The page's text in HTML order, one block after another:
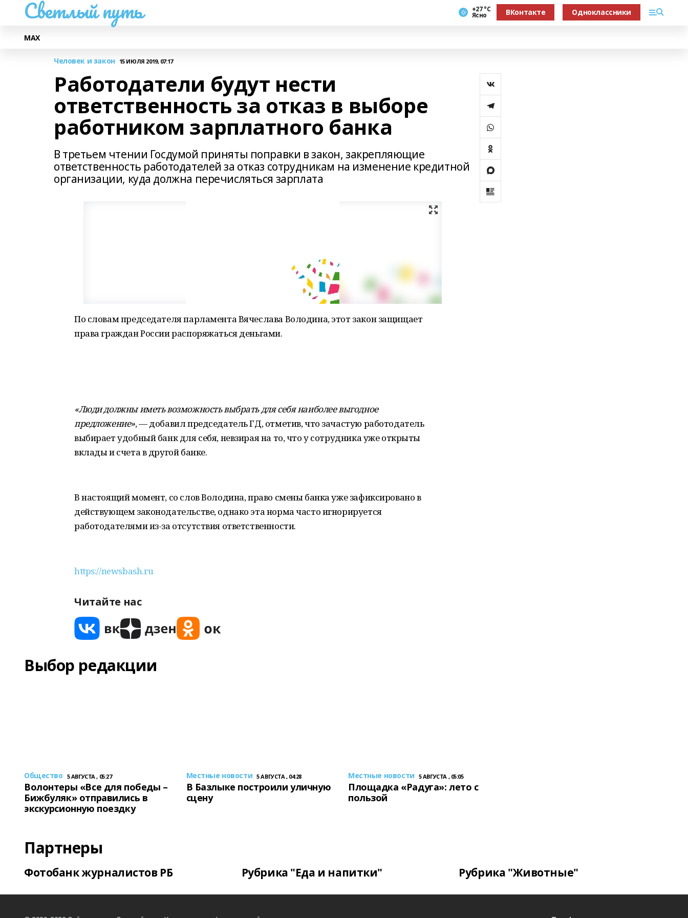
Светлый путь +27 °С
Ясно ВКонтакте Одноклассники
МАХ
Человек и закон 15 ИЮЛЯ 2019, 07:17
Работодатели будут нести
ответственность за отказ в выборе
работником зарплатного банка
В третьем чтении Госдумой приняты поправки в закон, закрепляющие
ответственность работодателей за отказ сотрудникам на изменение кредитной
организации, куда должна перечисляться зарплата
По словам председателя парламента Вячеслава Володина, этот закон защищает
права граждан России распоряжаться деньгами.
«Люди должны иметь возможность выбрать для себя наиболее выгодное
предложение», — добавил председатель ГД, отметив, что зачастую работодатель
выбирает удобный банк для себя, невзирая на то, что у сотрудника уже открыты
вклады и счета в другой банке.
В настоящий момент, со слов Володина, право смены банка уже зафиксировано в
действующем законодательстве, однако эта норма часто игнорируется
работодателями из-за отсутствия ответственности.
https://newsbash.ru
Читайте нас
Выбор редакции
Общество 5 АВГУСТА , 05:27
Волонтеры «Все для победы –
Бижбуляк» отправились в
экскурсионную поездку
Местные новости 5 АВГУСТА , 04:28
В Базлыке построили уличную
сцену
Местные новости 5 АВГУСТА , 05:05
Площадка «Радуга»: лето с
пользой
Партнеры
Фотобанк журналистов РБ Рубрика "Еда и напитки" Рубрика "Животные"